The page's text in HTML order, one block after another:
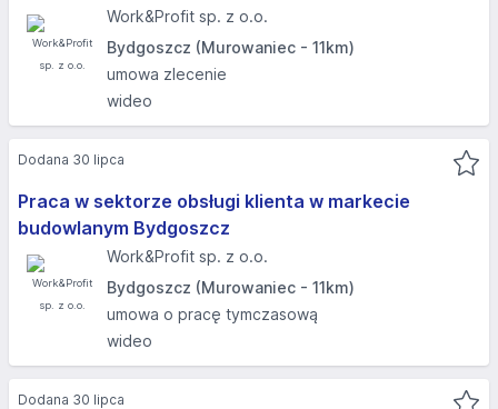
Work&Profit sp. z o.o.
Bydgoszcz (Murowaniec - 11km)
umowa zlecenie
wideo
Praca w sektorze obsługi klienta w markecie
budowlanym Bydgoszcz
Work&Profit sp. z o.o.
Bydgoszcz (Murowaniec - 11km)
umowa o pracę tymczasową
wideo
Dodana 30 lipca
Dodana 30 lipca